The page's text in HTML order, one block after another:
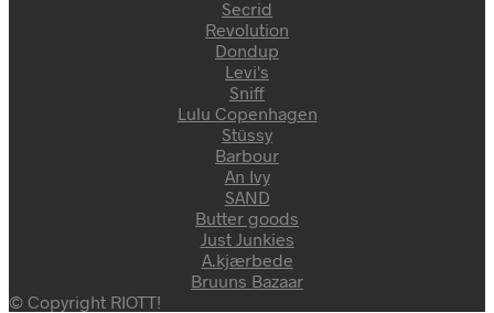
Secrid
Revolution
Dondup
Levi's
Sniff
Lulu Copenhagen
Stüssy
Barbour
An Ivy
SAND
Butter goods
Just Junkies
A.kjærbede
Bruuns Bazaar
© Copyright RIOTT!